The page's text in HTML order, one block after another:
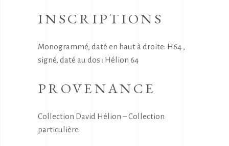
INSCRIPTIONS
Monogrammé, daté en haut à droite: H64 ,
signé, daté au dos : Hélion 64
PROVENANCE
Collection David Hélion – Collection
particulière.